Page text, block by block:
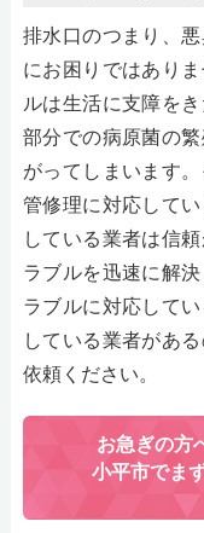
排水口のつまり、
にお困りではあり
ルは生活に支障を
部分での病原菌の
がってしまいます
管修理に対応して
している業者は信
ラブルを迅速に解
ラブルに対応して
している業者があ
依頼ください。
お急ぎの方
小平市でま